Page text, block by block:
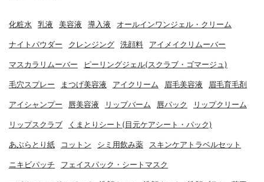
化粧水 乳液 美容液 導入液 オールインワンジェル・クリーム
ナイトパウダー クレンジング 洗顔料 アイメイクリムーバー
マスカラリムーバー ピーリングジェル(スクラブ・ゴマージュ)
毛穴スプレー まつげ美容液 アイクリーム 眉毛美容液 眉毛育毛剤
アイシャンプー 唇美容液 リップバーム 唇パック リップクリーム
リップスクラブ くまとりシート(目元ケアシート・パック)
あぶらとり紙 コットン シミ用飲み薬 スキンケアトラベルセット
ニキビパッチ フェイスパック・シートマスク